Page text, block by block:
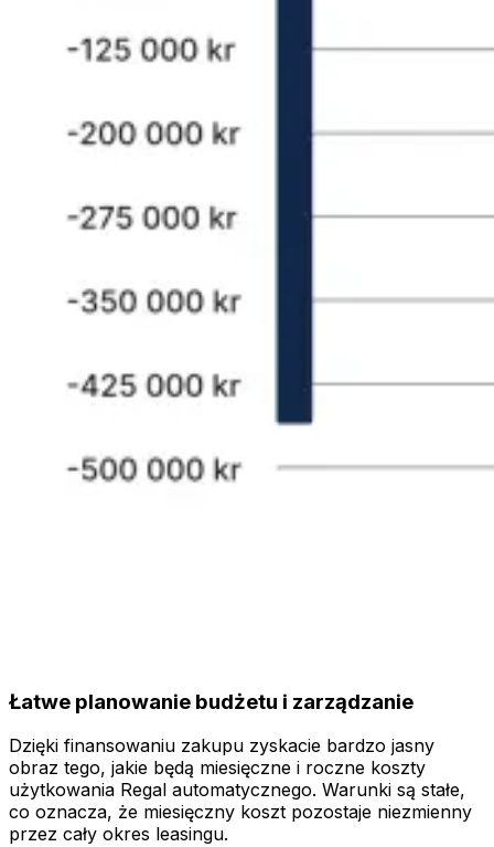
Łatwe planowanie budżetu i zarządzanie
Dzięki finansowaniu zakupu zyskacie bardzo jasny
obraz tego, jakie będą miesięczne i roczne koszty
użytkowania Regal automatycznego. Warunki są stałe,
co oznacza, że miesięczny koszt pozostaje niezmienny
przez cały okres leasingu.